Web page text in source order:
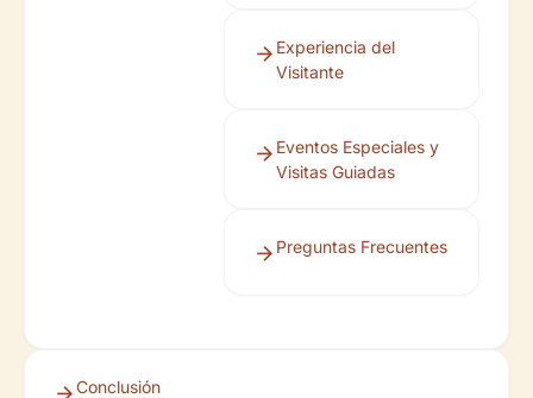
Experiencia del
Visitante
Eventos Especiales y
Visitas Guiadas
Preguntas Frecuentes
Conclusión